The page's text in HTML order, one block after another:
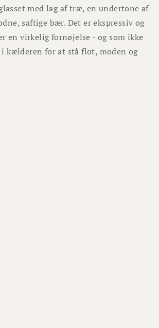
med lag af træ, en undertone af
saftige bær. Det er ekspressiv og
en virkelig fornøjelse - og som ikke
kælderen for at stå flot, moden og